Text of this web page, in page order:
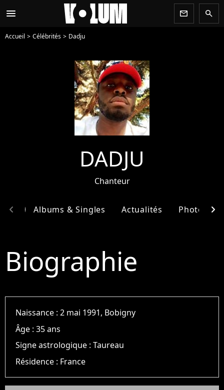
menu newsletter search
Accueil Célébrités Dadju
DADJU
Chanteur
Albums & Singles Actualités Photos
chevron_left chevron_right
Biographie
Naissance :2 mai 1991, Bobigny
Âge :35 ans
Signe astrologique :Taureau
Résidence : France